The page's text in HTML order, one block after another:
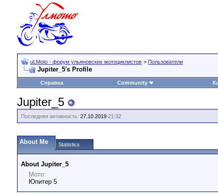
uLMoto - форум ульяновских мотоциклистов > Пользователи
Jupiter_5's Profile
Справка Community
Jupiter_5
Последняя активность: 27.10.2019 21:32
About Me Statistics
About Jupiter_5
Мото:
Юпитер 5